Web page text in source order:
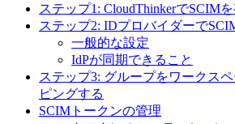
ステップ1: CloudThinkerでSCIM
ステップ2: IDプロバイダーで
一般的な設定
IdPが同期できること
ステップ3: グループをワークス
ピングする
SCIMトークンの管理